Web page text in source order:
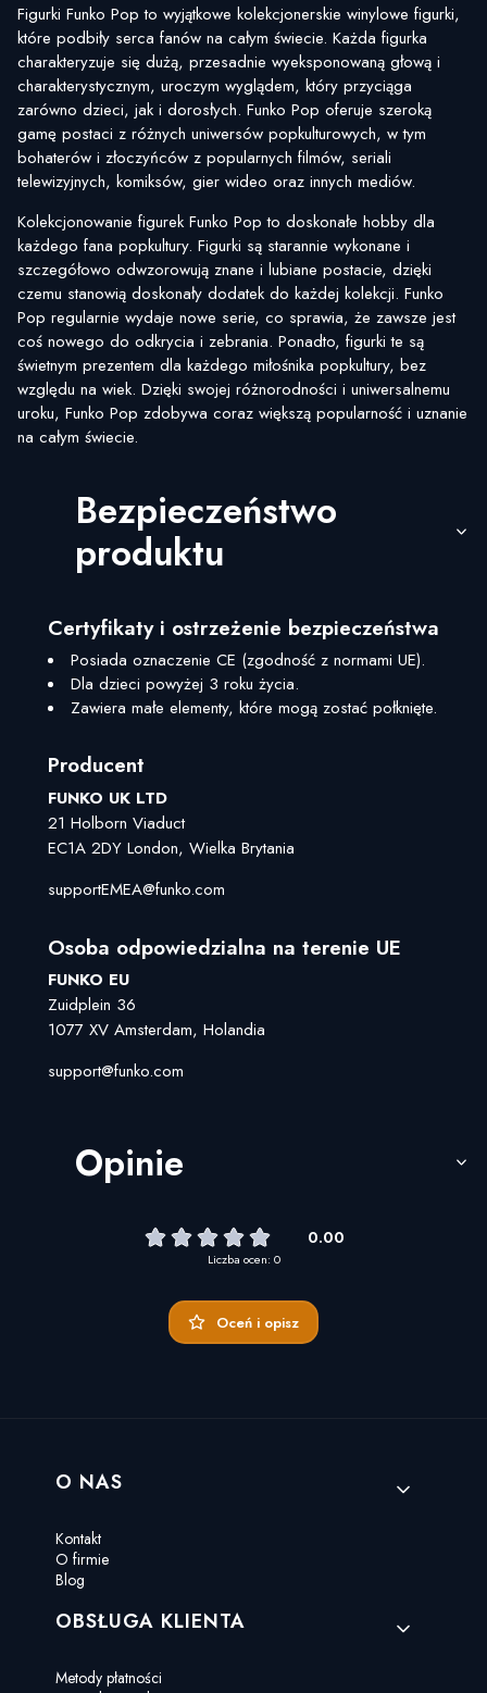
Figurki Funko Pop to wyjątkowe kolekcjonerskie winylowe figurki,
które podbiły serca fanów na całym świecie. Każda figurka
charakteryzuje się dużą, przesadnie wyeksponowaną głową i
charakterystycznym, uroczym wyglądem, który przyciąga
zarówno dzieci, jak i dorosłych. Funko Pop oferuje szeroką
gamę postaci z różnych uniwersów popkulturowych, w tym
bohaterów i złoczyńców z popularnych filmów, seriali
telewizyjnych, komiksów, gier wideo oraz innych mediów.
Kolekcjonowanie figurek Funko Pop to doskonałe hobby dla
każdego fana popkultury. Figurki są starannie wykonane i
szczegółowo odwzorowują znane i lubiane postacie, dzięki
czemu stanowią doskonały dodatek do każdej kolekcji. Funko
Pop regularnie wydaje nowe serie, co sprawia, że zawsze jest
coś nowego do odkrycia i zebrania. Ponadto, figurki te są
świetnym prezentem dla każdego miłośnika popkultury, bez
względu na wiek. Dzięki swojej różnorodności i uniwersalnemu
uroku, Funko Pop zdobywa coraz większą popularność i uznanie
na całym świecie.
Bezpieczeństwo
produktu
Certyfikaty i ostrzeżenie bezpieczeństwa
Posiada oznaczenie CE (zgodność z normami UE).
Dla dzieci powyżej 3 roku życia.
Zawiera małe elementy, które mogą zostać połknięte.
Producent
FUNKO UK LTD
21 Holborn Viaduct
EC1A 2DY London, Wielka Brytania
supportEMEA@funko.com
Osoba odpowiedzialna na terenie UE
FUNKO EU
Zuidplein 36
1077 XV Amsterdam, Holandia
support@funko.com
Opinie
0.00
Liczba ocen: 0
Oceń i opisz
Linki w stopce
O NAS
Kontakt
O firmie
Blog
OBSŁUGA KLIENTA
Metody płatności